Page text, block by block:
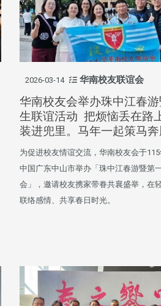
2026-03-14 华南校友联谊会
华南校友会举办珠中江春
生联谊活动 把烦恼丢在路
装进兜里。马年一起策马奔
为促进校友情谊交流，华南校友会于
中国广东中山市举办「珠中江春游暨第
会」，邀请校友携家带眷共襄盛举，在
联络感情、共享春日时光。